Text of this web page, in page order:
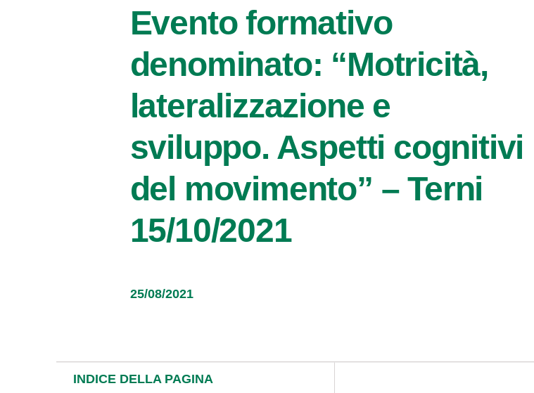
Evento formativo
denominato: “Motricità,
lateralizzazione e
sviluppo. Aspetti cognitivi
del movimento” – Terni
15/10/2021
25/08/2021
INDICE DELLA PAGINA